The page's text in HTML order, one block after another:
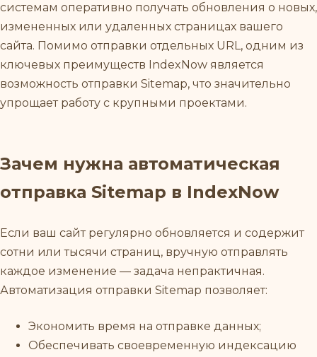
системам оперативно получать обновления о новых,
измененных или удаленных страницах вашего
сайта. Помимо отправки отдельных URL, одним из
ключевых преимуществ IndexNow является
возможность отправки Sitemap, что значительно
упрощает работу с крупными проектами.
Зачем нужна автоматическая
отправка Sitemap в IndexNow
Если ваш сайт регулярно обновляется и содержит
сотни или тысячи страниц, вручную отправлять
каждое изменение — задача непрактичная.
Автоматизация отправки Sitemap позволяет:
Экономить время на отправке данных;
Обеспечивать своевременную индексацию